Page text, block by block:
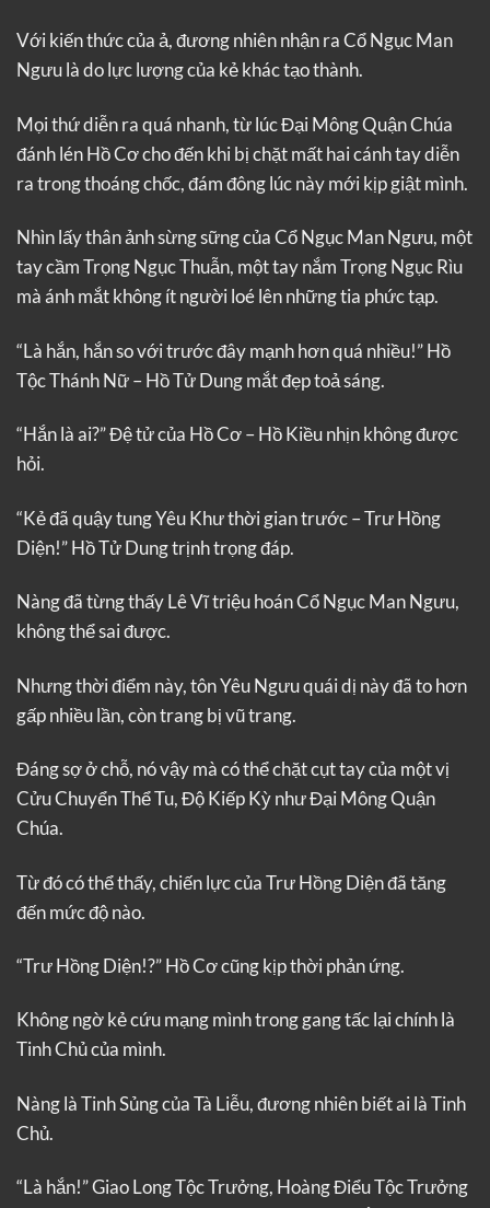
Với kiến thức của ả, đương nhiên nhận ra Cổ Ngục Man
Ngưu là do lực lượng của kẻ khác tạo thành.
Mọi thứ diễn ra quá nhanh, từ lúc Đại Mông Quận Chúa
đánh lén Hồ Cơ cho đến khi bị chặt mất hai cánh tay diễn
ra trong thoáng chốc, đám đông lúc này mới kịp giật mình.
Nhìn lấy thân ảnh sừng sững của Cổ Ngục Man Ngưu, một
tay cầm Trọng Ngục Thuẫn, một tay nắm Trọng Ngục Rìu
mà ánh mắt không ít người loé lên những tia phức tạp.
“Là hắn, hắn so với trước đây mạnh hơn quá nhiều!” Hồ
Tộc Thánh Nữ – Hồ Tử Dung mắt đẹp toả sáng.
“Hắn là ai?” Đệ tử của Hồ Cơ – Hồ Kiều nhịn không được
hỏi.
“Kẻ đã quậy tung Yêu Khư thời gian trước – Trư Hồng
Diện!” Hồ Tử Dung trịnh trọng đáp.
Nàng đã từng thấy Lê Vĩ triệu hoán Cổ Ngục Man Ngưu,
không thể sai được.
Nhưng thời điểm này, tôn Yêu Ngưu quái dị này đã to hơn
gấp nhiều lần, còn trang bị vũ trang.
Đáng sợ ở chỗ, nó vậy mà có thể chặt cụt tay của một vị
Cửu Chuyển Thể Tu, Độ Kiếp Kỳ như Đại Mông Quận
Chúa.
Từ đó có thể thấy, chiến lực của Trư Hồng Diện đã tăng
đến mức độ nào.
“Trư Hồng Diện!?” Hồ Cơ cũng kịp thời phản ứng.
Không ngờ kẻ cứu mạng mình trong gang tấc lại chính là
Tinh Chủ của mình.
Nàng là Tinh Sủng của Tà Liễu, đương nhiên biết ai là Tinh
Chủ.
“Là hắn!” Giao Long Tộc Trưởng, Hoàng Điểu Tộc Trưởng